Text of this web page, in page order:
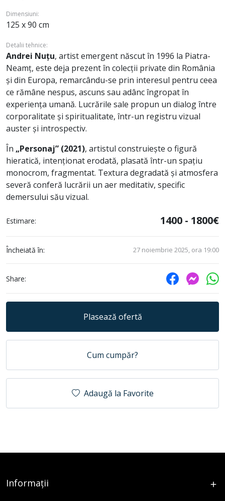
Dimensiuni:
125 x 90 cm
Detalii tehnice:
Andrei Nuțu, artist emergent născut în 1996 la Piatra-
Neamț, este deja prezent în colecții private din România
și din Europa, remarcându-se prin interesul pentru ceea
ce rămâne nespus, ascuns sau adânc îngropat în
experiența umană. Lucrările sale propun un dialog între
corporalitate și spiritualitate, într-un registru vizual
auster și introspectiv.
În „Personaj” (2021), artistul construiește o figură
hieratică, intenționat erodată, plasată într-un spațiu
monocrom, fragmentat. Textura degradată și atmosfera
severă conferă lucrării un aer meditativ, specific
demersului său vizual.
Estimare: 1400 - 1800€
Încheiată în: 27 noiembrie 2025, ora 19:00
Share:
Plasează ofertă
Cum cumpăr?
Adaugă la Favorite
Informații